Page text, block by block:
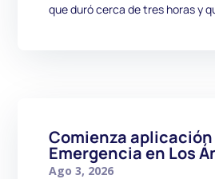
que duró cerca de tres horas y
Comienza aplicación
Emergencia en Los
Ago 3, 2026